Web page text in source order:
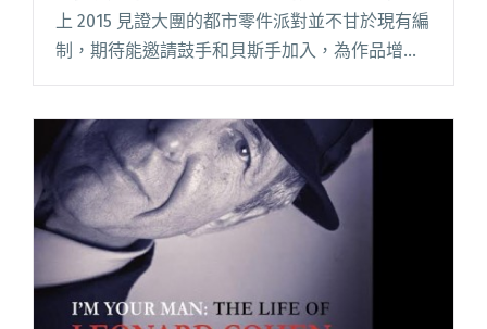
上 2015 見證大團的都市零件派對並不甘於現有編
制，期待能邀請鼓手和貝斯手加入，為作品增添
律、和諧的和聲，創造閱讀全文 "徵樂手！都市
零件派對尋找鼓手 貝斯手"